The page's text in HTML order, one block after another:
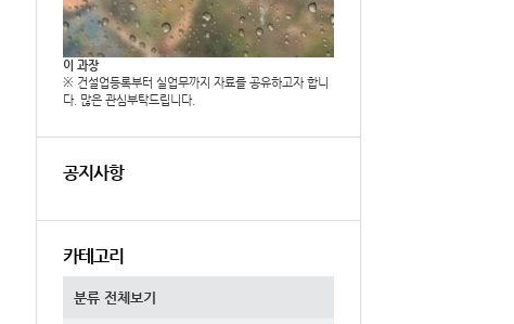
이 과장
※ 건설업등록부터 실업무까지 자료를 공유하고자 합니
다. 많은 관심부탁드립니다.
공지사항
카테고리
분류 전체보기